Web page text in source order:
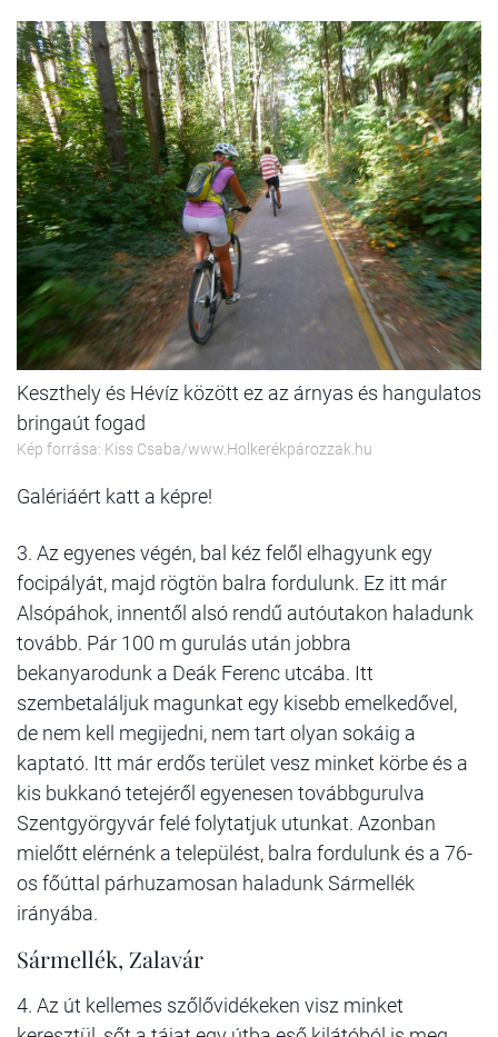
Keszthely és Hévíz között ez az árnyas és hangulatos
bringaút fogad
Kép forrása: Kiss Csaba/www.Holkerékpározzak.hu
Galériáért katt a képre!
3. Az egyenes végén, bal kéz felől elhagyunk egy
focipályát, majd rögtön balra fordulunk. Ez itt már
Alsópáhok, innentől alsó rendű autóutakon haladunk
tovább. Pár 100 m gurulás után jobbra
bekanyarodunk a Deák Ferenc utcába. Itt
szembetaláljuk magunkat egy kisebb emelkedővel,
de nem kell megijedni, nem tart olyan sokáig a
kaptató. Itt már erdős terület vesz minket körbe és a
kis bukkanó tetejéről egyenesen továbbgurulva
Szentgyörgyvár felé folytatjuk utunkat. Azonban
mielőtt elérnénk a települést, balra fordulunk és a 76-
os főúttal párhuzamosan haladunk Sármellék
irányába.
Sármellék, Zalavár
4. Az út kellemes szőlővidékeken visz minket